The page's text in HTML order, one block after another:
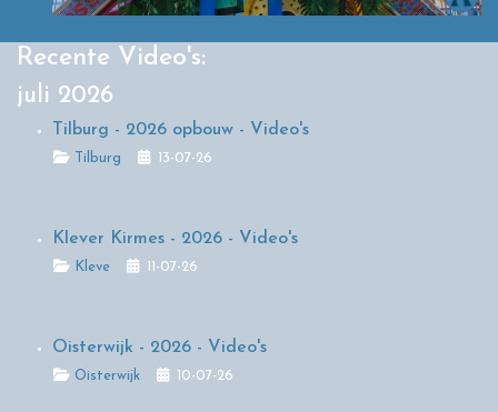
Recente Video's:
juli 2026
Tilburg - 2026 opbouw - Video's
Details
Tilburg 13-07-26
Klever Kirmes - 2026 - Video's
Details
Kleve 11-07-26
Oisterwijk - 2026 - Video's
DetailsOisterwijk 10-07-26